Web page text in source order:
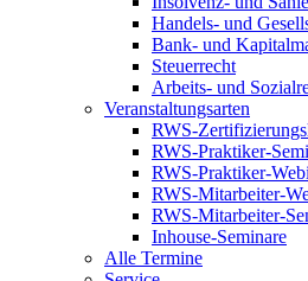
Handels- und
Bank- und
Steuerrecht
Arbeits- und
Veranstaltungsarten
RWS-
RWS-Praktiker-
RWS-Praktiker-
RWS-Mitarbeiter-
RWS-Mitarbeiter-
Inhouse-Seminare
Alle Termine